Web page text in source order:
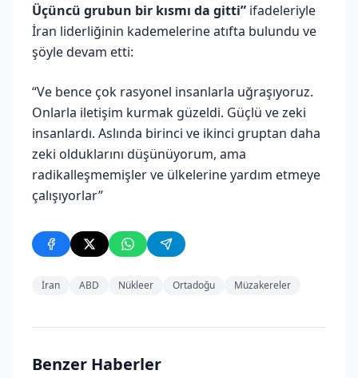
Üçüncü grubun bir kısmı da gitti” ifadeleriyle
İran liderliğinin kademelerine atıfta bulundu ve
şöyle devam etti:
“Ve bence çok rasyonel insanlarla uğraşıyoruz.
Onlarla iletişim kurmak güzeldi. Güçlü ve zeki
insanlardı. Aslında birinci ve ikinci gruptan daha
zeki olduklarını düşünüyorum, ama
radikalleşmemişler ve ülkelerine yardım etmeye
çalışıyorlar”
İran ABD Nükleer Ortadoğu Müzakereler
Benzer Haberler